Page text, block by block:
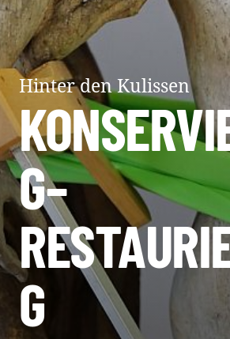
Hinter den Kulissen
G–
G